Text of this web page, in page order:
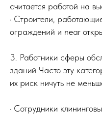
считается работой на
· Строители,
ограждений и near
3. Работники сферы
зданий Часто эту
их риск ничуть не
· Сотрудники